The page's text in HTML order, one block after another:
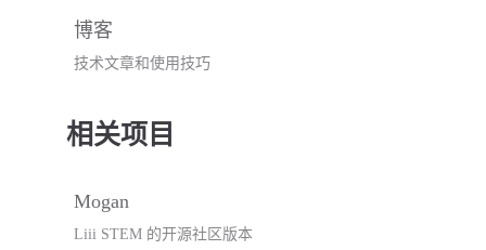
博客
技术文章和使用技巧
相关项目
Mogan
Liii STEM 的开源社区版本